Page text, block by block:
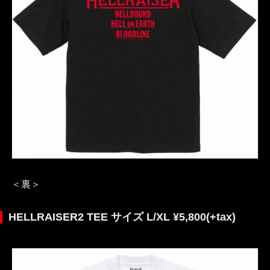
＜裏＞
HELLRAISER2 TEE サイズ L/XL ¥5,800(+tax)